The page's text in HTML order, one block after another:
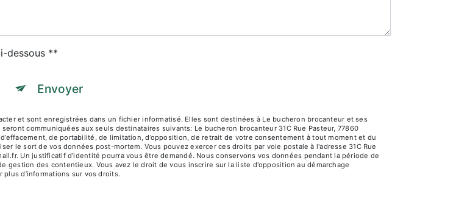
dessous **
Envoyer
et sont enregistrées dans un fichier informatisé. Elles sont destinées à Le bucheron brocanteur et ses
communiquées aux seuls destinataires suivants: Le bucheron brocanteur 31C Rue Pasteur, 77860
de portabilité, de limitation, d’opposition, de retrait de votre consentement à tout moment et du
le sort de vos données post-mortem. Vous pouvez exercer ces droits par voie postale à l'adresse 31C Rue
Un justificatif d'identité pourra vous être demandé. Nous conservons vos données pendant la période de
des contentieux. Vous avez le droit de vous inscrire sur la liste d'opposition au démarchage
d’informations sur vos droits.